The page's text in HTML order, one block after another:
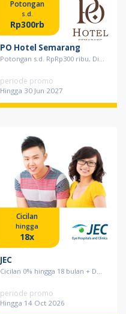
Potongan
s.d.
Rp300rb
PO Hotel Semarang
Potongan s.d. RpRp300 ribu, Di...
periode promo
Hingga 30 Jun 2027
Cicilan
hingga
18x
JEC
Cicilan 0% hingga 18 bulan + D...
periode promo
Hingga 14 Oct 2026